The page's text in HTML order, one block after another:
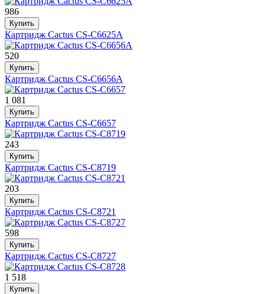
986
Купить
Картридж Cactus CS-C6625A
520
Купить
Картридж Cactus CS-C6656A
1 081
Купить
Картридж Cactus CS-C6657
243
Купить
Картридж Cactus CS-C8719
203
Купить
Картридж Cactus CS-C8721
598
Купить
Картридж Cactus CS-C8727
1 518
Купить